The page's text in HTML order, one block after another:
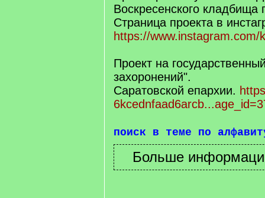
Воскресенского кладбища
Страница проекта в
https://www.instagram.com/
Проект на
захоронений".
Саратовской епархии.
поиск в теме по